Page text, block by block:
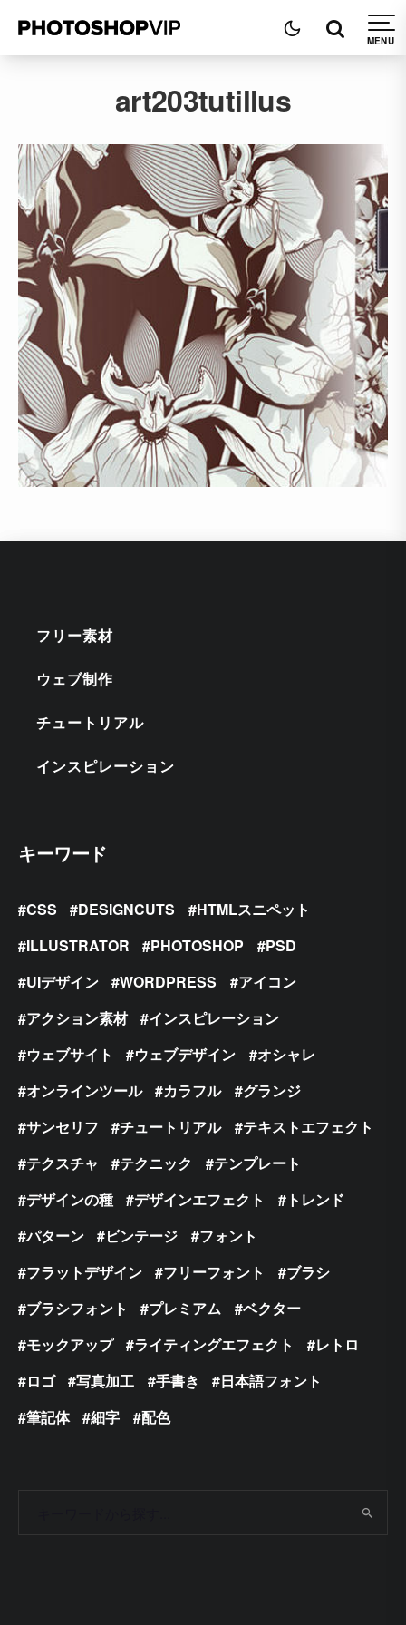
art203tutillus
フリー素材
ウェブ制作
チュートリアル
インスピレーション
キーワード
CSS DESIGNCUTS
HTMLスニペット
ILLUSTRATOR
PHOTOSHOP
PSD
UIデザイン
WORDPRESS
アイコン
アクション素材
インスピレーション
ウェブサイト
ウェブデザイン
オシャレ
オンラインツール
カラフル
グランジ
サンセリフ
チュートリアル
テキストエフェクト
テクスチャ
テクニック
テンプレート
デザインの種
デザインエフェクト
トレンド
パターン
ビンテージ
フォント
フラットデザイン
フリーフォント
ブラシ
ブラシフォント
プレミアム
ベクター
モックアップ
ライティングエフェクト
レトロ
ロゴ
写真加工 手書き
日本語フォント
筆記体
細字 配色